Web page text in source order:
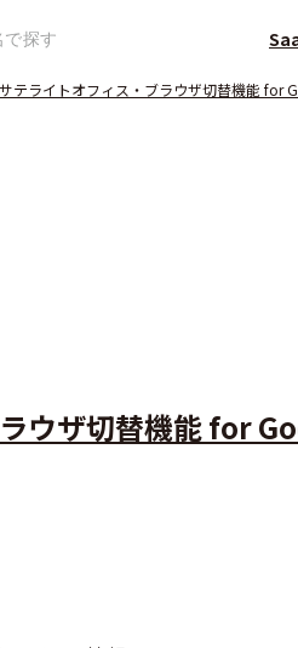
サテライトオフィス・ブラウザ切替機能 for
ウザ切替機能 for